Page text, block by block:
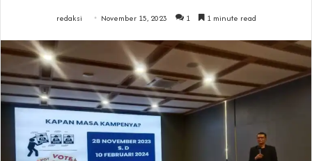
redaksi November 15, 2023 1 1 minute read